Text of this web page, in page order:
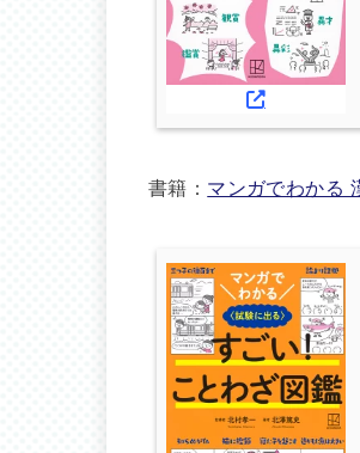
書籍： マンガでわかる